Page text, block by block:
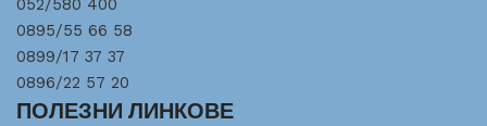
052/580 400
0895/55 66 58
0899/17 37 37
0896/22 57 20
ПОЛЕЗНИ ЛИНКОВЕ